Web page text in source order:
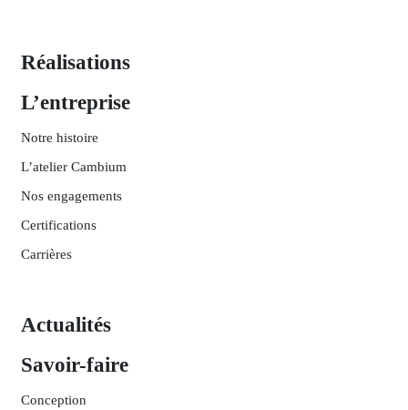
Réalisations
L’entreprise
Notre histoire
L’atelier Cambium
Nos engagements
Certifications
Carrières
Actualités
Savoir-faire
Conception